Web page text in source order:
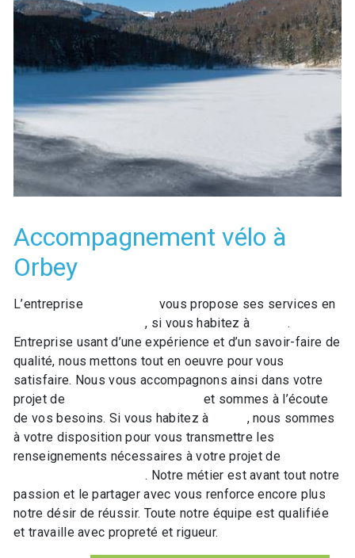
Accompagnement vélo à
Orbey
L’entreprise
vous propose ses services en
Accompagnement vélo, si vous habitez à Orbey.
Entreprise usant d’une expérience et d’un savoir-faire de
qualité, nous mettons tout en oeuvre pour vous
satisfaire. Nous vous accompagnons ainsi dans votre
projet de
et sommes à l’écoute
de vos besoins. Si vous habitez à
, nous sommes
à votre disposition pour vous transmettre les
renseignements nécessaires à votre projet de
Accompagnement vélo. Notre métier est avant tout notre
passion et le partager avec vous renforce encore plus
notre désir de réussir. Toute notre équipe est qualifiée
et travaille avec propreté et rigueur.